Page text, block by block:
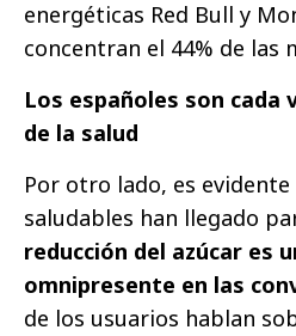
energéticas Red Bull y
concentran el 44% de las
Los españoles son cada
de la salud
Por otro lado, es
saludables han llegado
reducción del azúcar es
omnipresente en las
de los usuarios hablan